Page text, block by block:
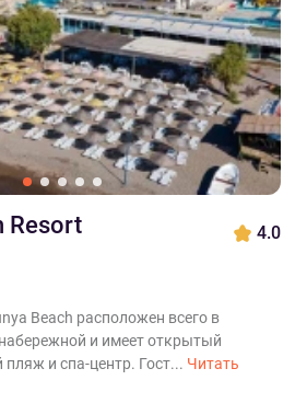
Resort 4.0
Beach расположен всего в
и имеет открытый
и спа-центр. Гост... Читать